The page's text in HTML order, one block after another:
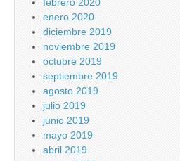
febrero 2020
enero 2020
diciembre 2019
noviembre 2019
octubre 2019
septiembre 2019
agosto 2019
julio 2019
junio 2019
mayo 2019
abril 2019